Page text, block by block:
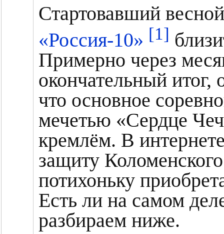
Стартовавший
«Россия-10» [1]
Примерно через
окончательный итог,
что основное
мечетью «Сердце
кремлём. В
защиту
потихоньку
Есть ли на самом
разбираем ниже.